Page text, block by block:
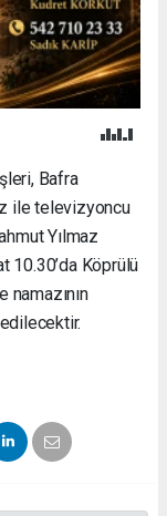
Bafra
ile televizyoncu
Yılmaz
10.30’da Köprülü
namazının